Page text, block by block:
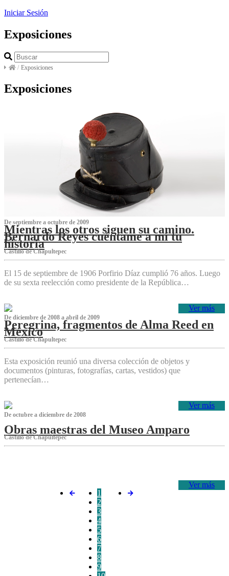
Iniciar Sesión
Exposiciones
/ Exposiciones
Exposiciones
De septiembre a octubre de 2009
Mientras los otros siguen su camino.
Bernardo Reyes cuéntame a mí tu
historia
Castillo de Chapultepec
El 15 de septiembre de 1906 Porfirio Díaz cumplió 76 años. Luego
de su sexta reelección como presidente de la República…
Ver más
De diciembre de 2008 a abril de 2009
Peregrina, fragmentos de Alma Reed en
México
Castillo de Chapultepec
Esta exposición reunió una diversa colección de objetos y
documentos (pinturas, fotografías, cartas, vestidos) que
pertenecían…
Ver más
De octubre a diciembre de 2008
Obras maestras del Museo Amparo
Castillo de Chapultepec
Ver más
1
2
3
4
5
6
7
8
9